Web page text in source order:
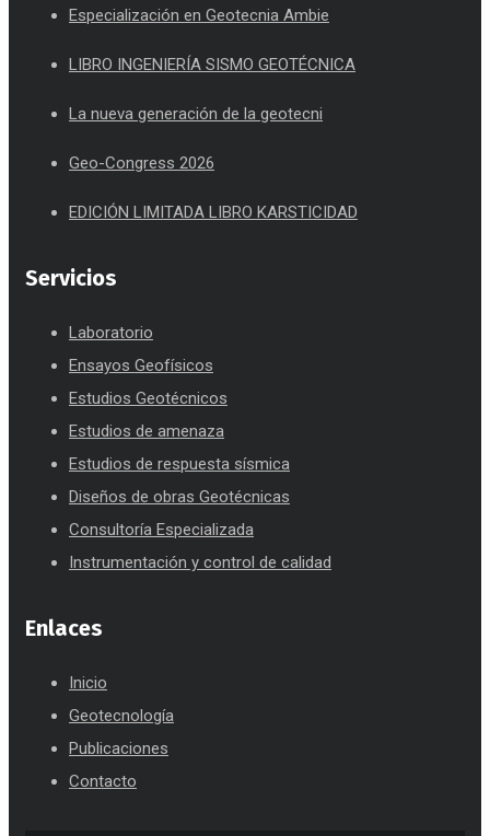
Especialización en Geotecnia Ambie
LIBRO INGENIERÍA SISMO GEOTÉCNICA
La nueva generación de la geotecni
Geo-Congress 2026
EDICIÓN LIMITADA LIBRO KARSTICIDAD
Servicios
Laboratorio
Ensayos Geofísicos
Estudios Geotécnicos
Estudios de amenaza
Estudios de respuesta sísmica
Diseños de obras Geotécnicas
Consultoría Especializada
Instrumentación y control de calidad
Enlaces
Inicio
Geotecnología
Publicaciones
Contacto